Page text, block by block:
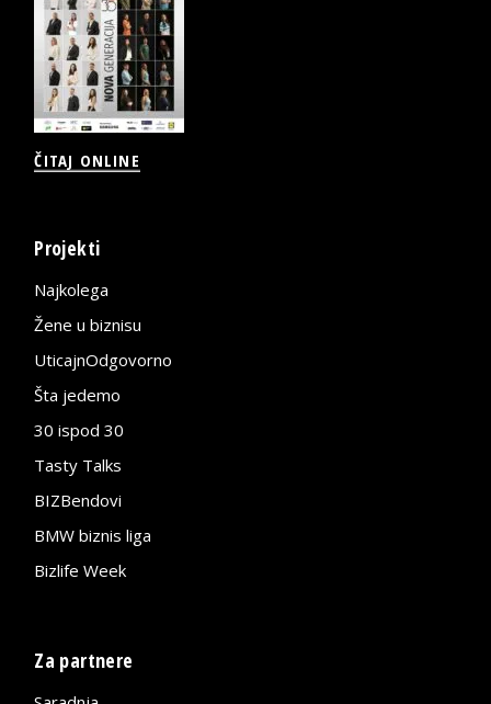
ČITAJ ONLINE
Projekti
Najkolega
Žene u biznisu
UticajnOdgovorno
Šta jedemo
30 ispod 30
Tasty Talks
BIZBendovi
BMW biznis liga
Bizlife Week
Za partnere